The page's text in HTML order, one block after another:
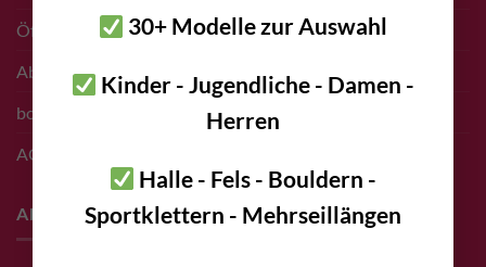
30+ Modelle zur Auswahl
Kinder - Jugendliche - Damen -
Herren
Halle - Fels - Bouldern -
Sportklettern - Mehrseillängen
Öffnungszeiten Shop
Abholung vor Ort
bolting.eu Gutschein
AGB
About